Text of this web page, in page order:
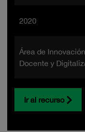
2020
Área de
Docente y
Ir al recurso